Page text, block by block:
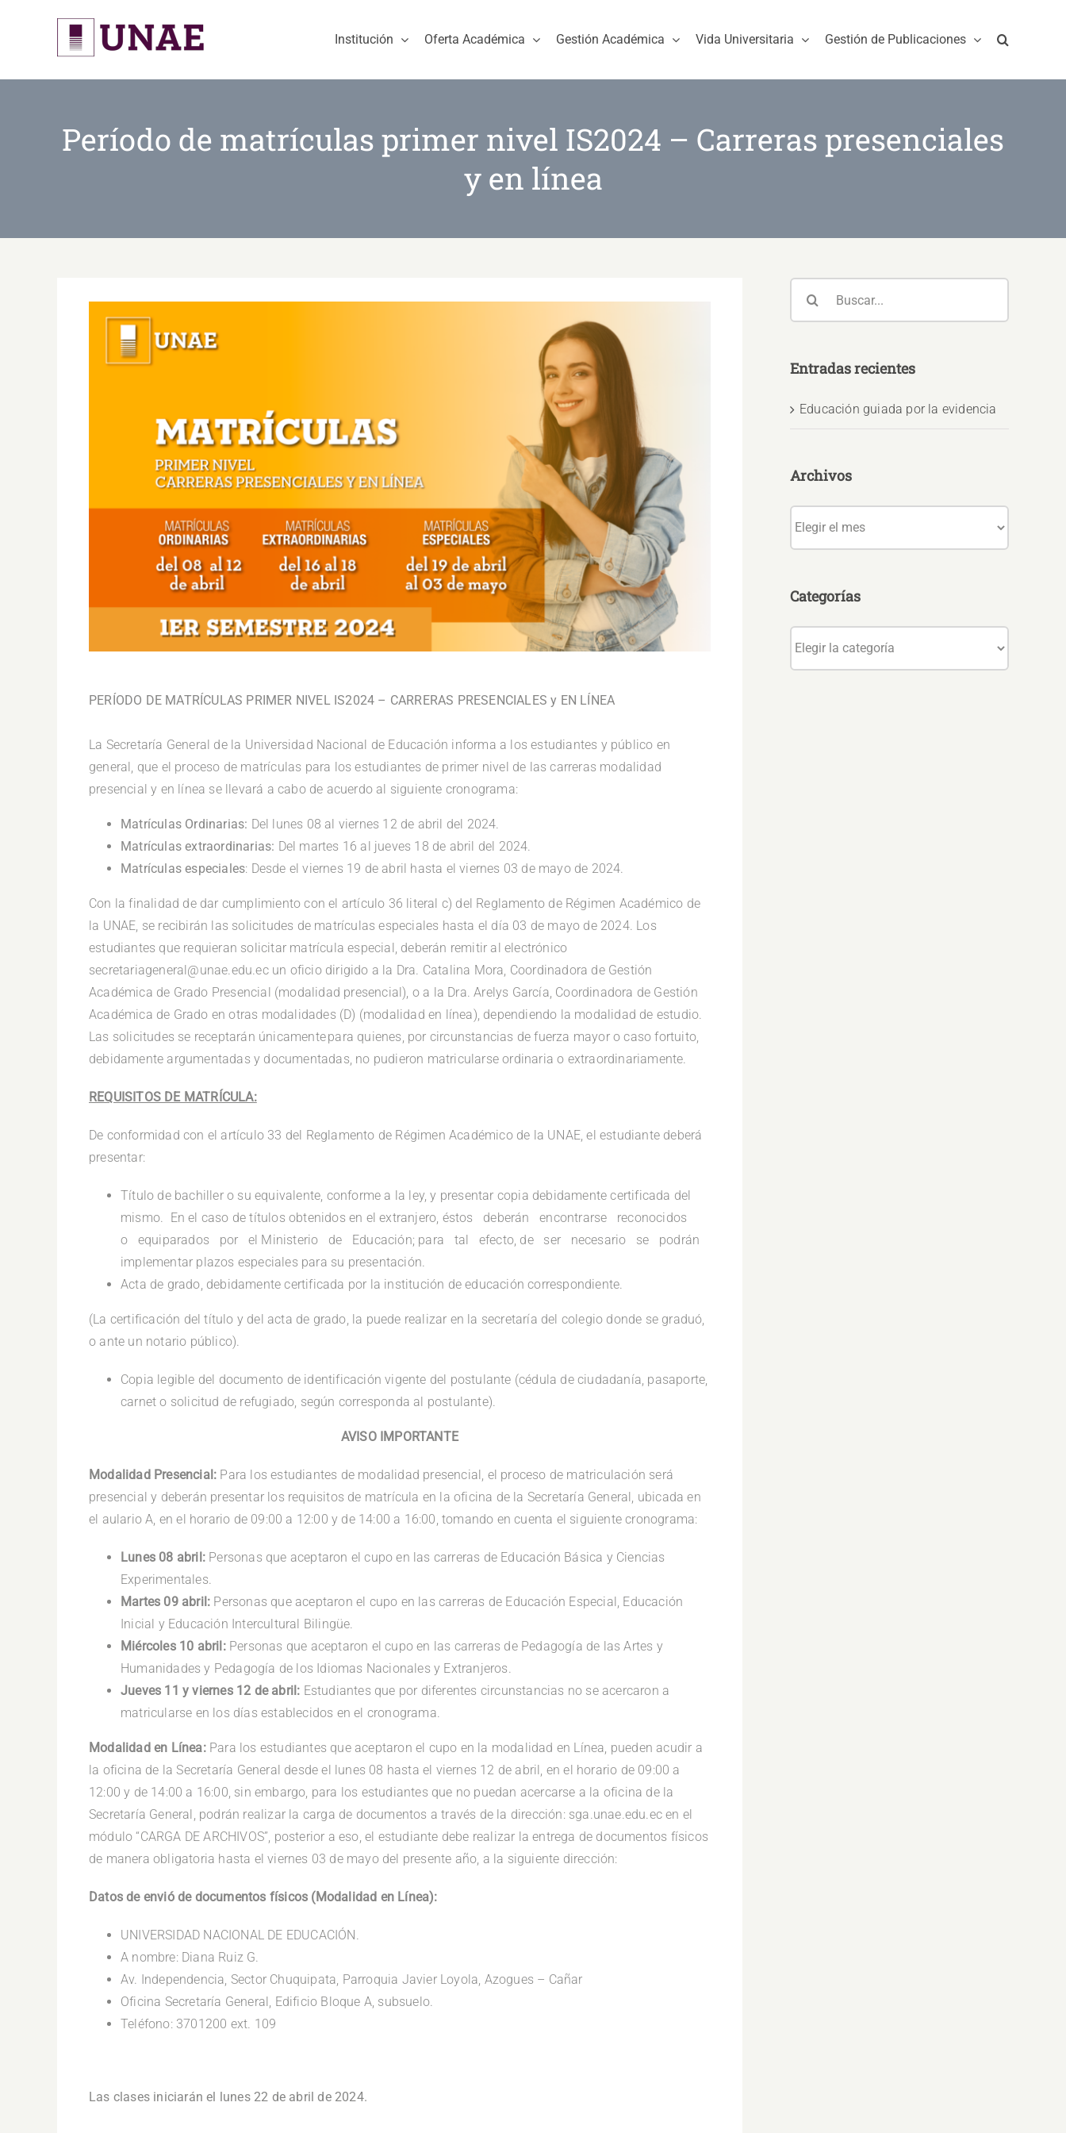
Institución Oferta Académica Gestión Académica Vida Universitaria Gestión de Publicaciones
Período de matrículas primer nivel IS2024 – Carreras presenciales
y en línea
PERÍODO DE MATRÍCULAS PRIMER NIVEL IS2024 – CARRERAS PRESENCIALES y EN LÍNEA
La Secretaría General de la Universidad Nacional de Educación informa a los estudiantes y público en
general, que el proceso de matrículas para los estudiantes de primer nivel de las carreras modalidad
presencial y en línea se llevará a cabo de acuerdo al siguiente cronograma:
Matrículas Ordinarias: Del lunes 08 al viernes 12 de abril del 2024.
Matrículas extraordinarias: Del martes 16 al jueves 18 de abril del 2024.
Matrículas especiales: Desde el viernes 19 de abril hasta el viernes 03 de mayo de 2024.
Con la finalidad de dar cumplimiento con el artículo 36 literal c) del Reglamento de Régimen Académico de
la UNAE, se recibirán las solicitudes de matrículas especiales hasta el día 03 de mayo de 2024. Los
estudiantes que requieran solicitar matrícula especial, deberán remitir al electrónico
secretariageneral@unae.edu.ec un oficio dirigido a la Dra. Catalina Mora, Coordinadora de Gestión
Académica de Grado Presencial (modalidad presencial), o a la Dra. Arelys García, Coordinadora de Gestión
Académica de Grado en otras modalidades (D) (modalidad en línea), dependiendo la modalidad de estudio.
Las solicitudes se receptarán únicamente para quienes, por circunstancias de fuerza mayor o caso fortuito,
debidamente argumentadas y documentadas, no pudieron matricularse ordinaria o extraordinariamente.
REQUISITOS DE MATRÍCULA:
De conformidad con el artículo 33 del Reglamento de Régimen Académico de la UNAE, el estudiante deberá
presentar:
Título de bachiller o su equivalente, conforme a la ley, y presentar copia debidamente certificada del
mismo. En el caso de títulos obtenidos en el extranjero, éstos deberán encontrarse reconocidos
o equiparados por el Ministerio de Educación; para tal efecto, de ser necesario se podrán
implementar plazos especiales para su presentación.
Acta de grado, debidamente certificada por la institución de educación correspondiente.
(La certificación del título y del acta de grado, la puede realizar en la secretaría del colegio donde se graduó,
o ante un notario público).
Copia legible del documento de identificación vigente del postulante (cédula de ciudadanía, pasaporte,
carnet o solicitud de refugiado, según corresponda al postulante).
AVISO IMPORTANTE
Modalidad Presencial: Para los estudiantes de modalidad presencial, el proceso de matriculación será
presencial y deberán presentar los requisitos de matrícula en la oficina de la Secretaría General, ubicada en
el aulario A, en el horario de 09:00 a 12:00 y de 14:00 a 16:00, tomando en cuenta el siguiente cronograma:
Lunes 08 abril: Personas que aceptaron el cupo en las carreras de Educación Básica y Ciencias
Experimentales.
Martes 09 abril: Personas que aceptaron el cupo en las carreras de Educación Especial, Educación
Inicial y Educación Intercultural Bilingüe.
Miércoles 10 abril:Personas que aceptaron el cupo en las carreras de Pedagogía de las Artes y
Humanidades y Pedagogía de los Idiomas Nacionales y Extranjeros.
Jueves 11 y viernes 12 de abril: Estudiantes que por diferentes circunstancias no se acercaron a
matricularse en los días establecidos en el cronograma.
Modalidad en Línea:Para los estudiantes que aceptaron el cupo en la modalidad en Línea, pueden acudir a
la oficina de la Secretaría General desde el lunes 08 hasta el viernes 12 de abril, en el horario de 09:00 a
12:00 y de 14:00 a 16:00, sin embargo, para los estudiantes que no puedan acercarse a la oficina de la
Secretaría General, podrán realizar la carga de documentos a través de la dirección: sga.unae.edu.ec en el
módulo “CARGA DE ARCHIVOS”, posterior a eso, el estudiante debe realizar la entrega de documentos físicos
de manera obligatoria hasta el viernes 03 de mayo del presente año, a la siguiente dirección:
Datos de envió de documentos físicos (Modalidad en Línea):
UNIVERSIDAD NACIONAL DE EDUCACIÓN.
A nombre: Diana Ruiz G.
Av. Independencia, Sector Chuquipata, Parroquia Javier Loyola, Azogues – Cañar
Oficina Secretaría General, Edificio Bloque A, subsuelo.
Teléfono: 3701200 ext. 109
Las clases iniciarán el lunes 22 de abril de 2024.
Entradas recientes
Educación guiada por la evidencia
Archivos
Categorías